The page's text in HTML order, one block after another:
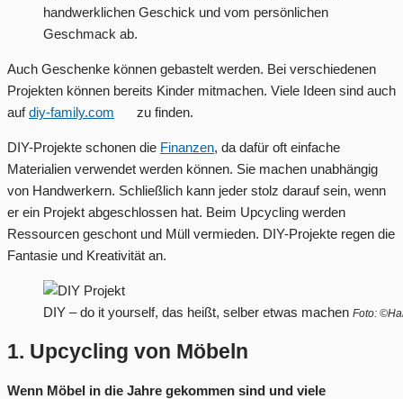
handwerklichen Geschick und vom persönlichen
Geschmack ab.
Auch Geschenke können gebastelt werden. Bei verschiedenen
Projekten können bereits Kinder mitmachen. Viele Ideen sind auch
aufdiy-family.com zu finden.
DIY-Projekte schonen die Finanzen, da dafür oft einfache
Materialien verwendet werden können. Sie machen unabhängig
von Handwerkern. Schließlich kann jeder stolz darauf sein, wenn
er ein Projekt abgeschlossen hat. Beim Upcycling werden
Ressourcen geschont und Müll vermieden. DIY-Projekte regen die
Fantasie und Kreativität an.
DIY – do it yourself, das heißt, selber etwas machen Foto:
1. Upcycling von Möbeln
Wenn Möbel in die Jahre gekommen sind und viele